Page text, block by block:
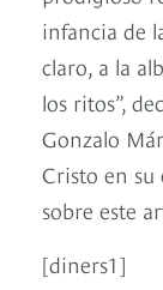
infancia de
claro, a la
los ritos”,
Gonzalo
Cristo en su
sobre este
[diners1]